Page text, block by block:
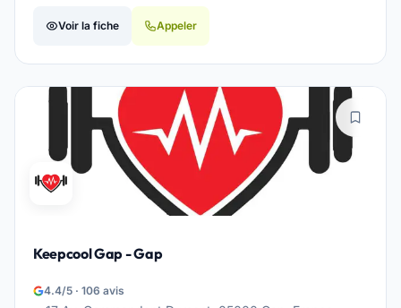
Voir la fiche Appeler
Keepcool Gap - Gap
4.4/5 · 106 avis